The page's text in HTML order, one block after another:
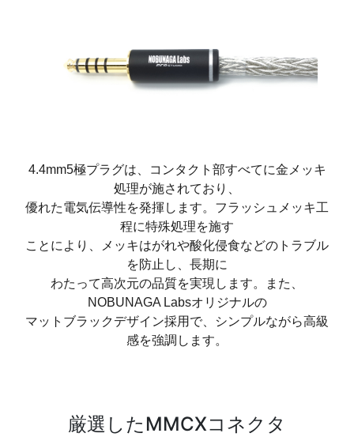
4.4mm5極プラグは、コンタクト部すべてに金メッキ
処理が施されており、
優れた電気伝導性を発揮します。フラッシュメッキ工
程に特殊処理を施す
ことにより、メッキはがれや酸化侵食などのトラブル
を防止し、長期に
わたって高次元の品質を実現します。また、
NOBUNAGA Labsオリジナルの
マットブラックデザイン採用で、シンプルながら高級
感を強調します。
厳選したMMCXコネクタ